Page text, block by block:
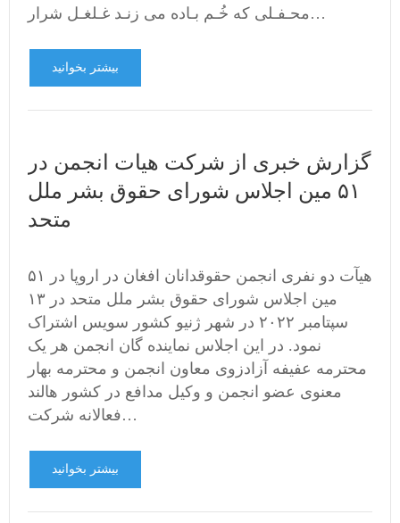
محـفـلی که خُـم بـاده می زنـد غـلغـل شرار…
بیشتر بخوانید
گزارش خبری از شرکت هيات انجمن در
۵۱ مین اجلاس شورای حقوق بشر ملل
متحد
هیآت دو نفری انجمن حقوقدانان افغان در اروپا در ۵۱
مین اجلاس شورای حقوق بشر ملل متحد در ۱۳
سپتامبر ۲۰۲۲ در شهر ژنیو کشور سویس اشتراک
نمود. در این اجلاس نماینده گان انجمن هر یک
محترمه عفیفه آزادزوی معاون انجمن و محترمه بهار
معنوی عضو انجمن و وکیل مدافع در کشور هالند
فعالانه شرکت…
بیشتر بخوانید